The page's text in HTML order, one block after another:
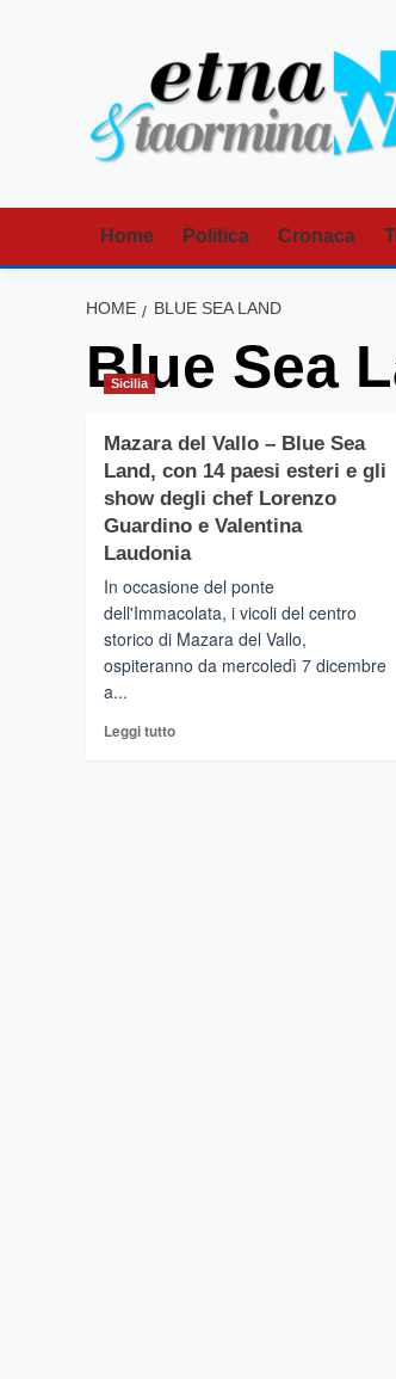
Home Politica Cronaca
HOME BLUE SEA LAND
Blue Sea
Sicilia
Mazara del Vallo – Blue Sea
Land, con 14 paesi esteri e gli
show degli chef Lorenzo
Guardino e Valentina
Laudonia
In occasione del ponte
dell'Immacolata, i vicoli del centro
storico di Mazara del Vallo,
ospiteranno da mercoledì 7 dicembre
a...
Leggi tuttoLeggi